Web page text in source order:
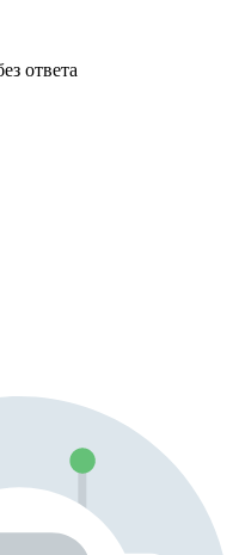
ответа